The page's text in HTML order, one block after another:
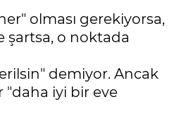
olması gerekiyorsa,
şartsa, o noktada
demiyor. Ancak
"daha iyi bir eve